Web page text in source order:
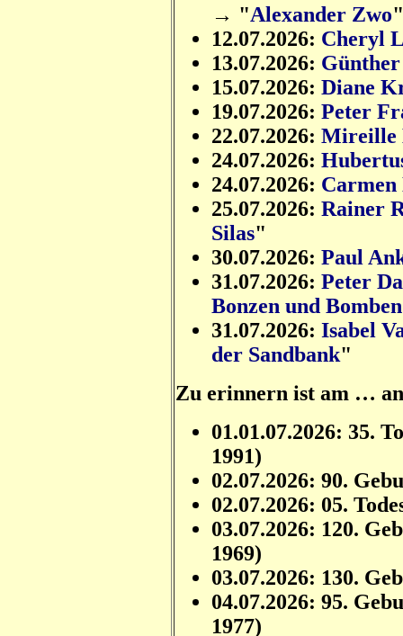
→ "Alexander Zwo"
12.07.2026: Cheryl
13.07.2026:
15.07.2026: Diane
19.07.2026: Peter
22.07.2026: Mireille
24.07.2026:
24.07.2026: Carmen
25.07.2026: Rainer
Silas"
30.07.2026: Paul
31.07.2026: Peter
Bonzen und
31.07.2026: Isabel
der Sandbank"
Zu erinnern ist am …
01.01.07.2026: 35.
1991)
02.07.2026: 90.
02.07.2026: 05.
03.07.2026: 120.
1969)
03.07.2026: 130.
04.07.2026: 95.
1977)